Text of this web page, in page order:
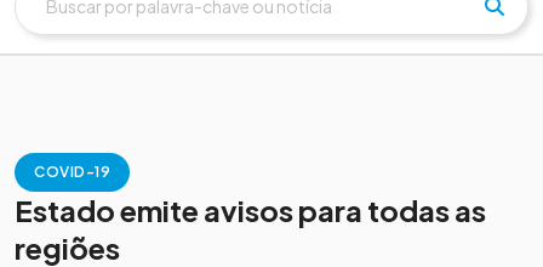
COVID-19
Estado emite avisos para todas as
regiões